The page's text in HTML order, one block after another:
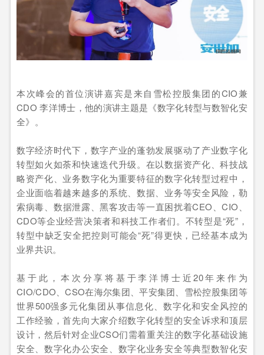
本次峰会的首位演讲嘉宾是来自雪松控股集团的CIO兼
CDO 李洋博士，他的演讲主题是《数字化转型与数智化安
全》。
数字经济时代下，数字产业的蓬勃发展驱动了产业数字化
转型如火如荼和快速迭代升级。在以数据资产化、科技战
略资产化、业务数字化为重要特征的数字化转型过程中，
企业面临着越来越多的系统、数据、业务等安全风险，勒
索病毒、数据泄露、黑客攻击等一直困扰着CEO、CIO、
CDO等企业经营决策者和科技工作者们。不转型是“死”，
转型中缺乏安全把控则可能会“死”得更快，已经基本成为
业界共识。
基于此，本次分享将基于李洋博士近20年来作为
CIO/CDO、CSO在海尔集团、平安集团、雪松控股集团等
世界500强多元化集团从事信息化、数字化和安全风控的
工作经验，首先向大家介绍数字化转型的安全诉求和顶层
设计，然后针对企业CSO们需着重关注的数字化基础设施
安全、数字化办公安全、数字化业务安全等典型数智化安